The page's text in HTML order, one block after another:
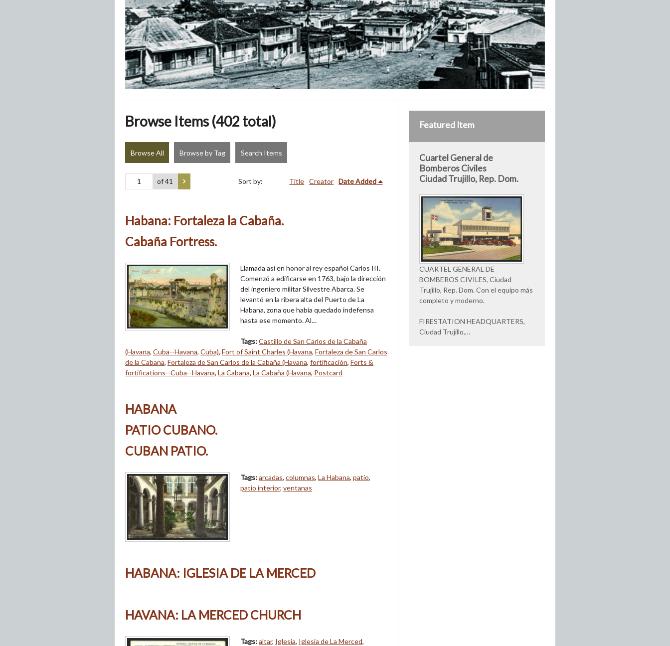
Browse Items (402 total)
Browse All Browse by Tag Search Items
of 41 Sort by: Title Creator Date Added
Habana: Fortaleza la Cabaña.
Cabaña Fortress.
Llamada así en honor al rey español Carlos III.
Comenzó a edificarse en 1763, bajo la dirección
del ingeniero militar Silvestre Abarca. Se
levantó en la ribera alta del Puerto de La
Habana, zona que había quedado indefensa
hasta ese momento. Al…
Tags:Castillo de San Carlos de la Cabaña
(Havana, Cuba--Havana, Cuba), Fort of Saint Charles (Havana, Fortaleza de San Carlos
de la Cabana, Fortaleza de San Carlos de la Cabaña (Havana, fortificación, Forts &
fortifications--Cuba--Havana, La Cabana, La Cabaña (Havana, Postcard
HABANA
PATIO CUBANO.
CUBAN PATIO.
Tags:arcadas, columnas, La Habana, patio,
patio interior, ventanas
HABANA: IGLESIA DE LA MERCED
HAVANA: LA MERCED CHURCH
Tags:altar, Iglesia, Iglesia de La Merced,
Featured Item
Cuartel General de
Bomberos Civiles
Ciudad Trujillo, Rep. Dom.
CUARTEL GENERAL DE
BOMBEROS CIVILES, Ciudad
Trujillo, Rep. Dom. Con el equipo más
completo y moderno.
FIRESTATION HEADQUARTERS,
Ciudad Trujillo,…